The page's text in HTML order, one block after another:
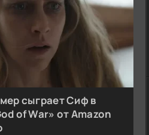
сыграет Сиф в
of War» от Amazon